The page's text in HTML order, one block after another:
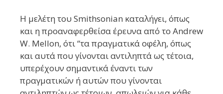
Η μελέτη του Smithsonian καταλήγει, όπως
και η προαναφερθείσα έρευνα από το Andrew
W. Mellon, ότι “τα πραγματικά οφέλη, όπως
και αυτά που γίνονται αντιληπτά ως τέτοια,
υπερέχουν σημαντικά έναντι των
πραγματικών ή αυτών που γίνονται